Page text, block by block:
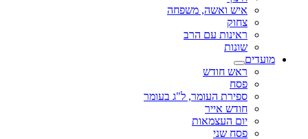
איש ואשה, משפחה
צחוק
ראינות עם הרב
שונות
מועדים
ראש חודש
פסח
ספירת העומר, ל"ג בעומר
חודש אייר
יום העצמאות
פסח שני